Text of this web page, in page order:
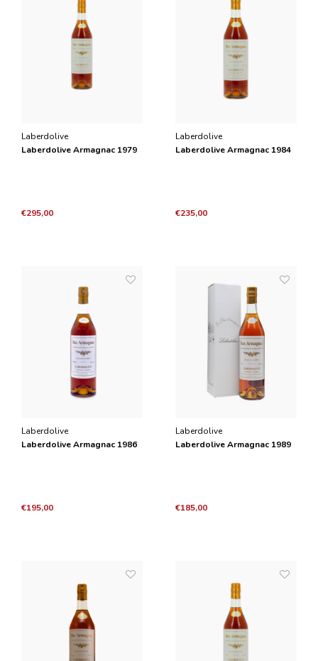
Laberdolive
Laberdolive Armagnac 1979
€295,00
Laberdolive
Laberdolive Armagnac 1984
€235,00
Laberdolive
Laberdolive Armagnac 1986
€195,00
Laberdolive
Laberdolive Armagnac 1989
€185,00